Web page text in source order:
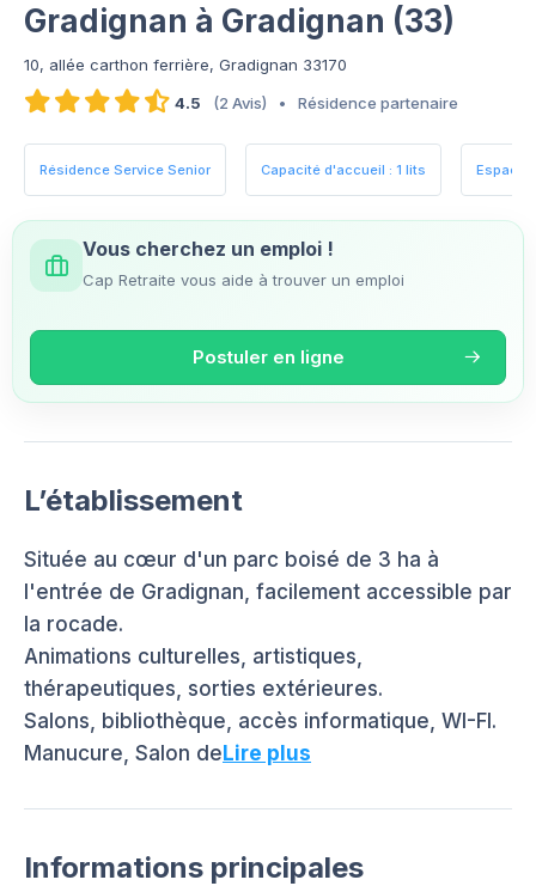
Gradignan à Gradignan (33)
10, allée carthon ferrière, Gradignan 33170
4.5
(2 Avis) • Résidence partenaire
Résidence Service Senior Capacité d'accueil : 1 lits
Vous cherchez un emploi !
Cap Retraite vous aide à trouver un emploi
Postuler en ligne
L’établissement
Située au cœur d'un parc boisé de 3 ha à
l'entrée de Gradignan, facilement accessible par
la rocade.
Animations culturelles, artistiques,
thérapeutiques, sorties extérieures.
Salons, bibliothèque, accès informatique, WI-FI.
Manucure, Salon deLire plus
Informations principales